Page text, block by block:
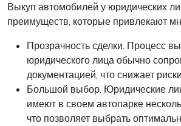
Выкуп автомобилей у юридических
преимуществ, которые привлекают
Прозрачность сделки. Процесс
юридического лица обычно
документацией, что снижает
Большой выбор. Юридические
имеют в своем автопарке
что позволяет выбрать